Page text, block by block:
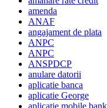
amenda
ANAF
angajament de plata
ANPC
ANPC
ANSPDCP
anulare datorii
aplicatie banca
aplicatie George
aplicatie mobile